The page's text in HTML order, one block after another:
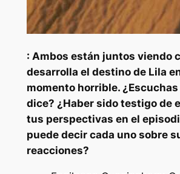
: Ambos están juntos viendo
desarrolla el destino de Lila
momento horrible.
dice? ¿Haber sido testigo de
tus perspectivas en el
puede decir cada uno sobre
reacciones?